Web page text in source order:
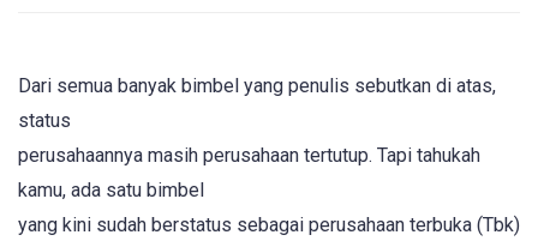
Dari semua banyak bimbel yang penulis sebutkan di atas,
status
perusahaannya masih perusahaan tertutup. Tapi tahukah
kamu, ada satu bimbel
yang kini sudah berstatus sebagai perusahaan terbuka (Tbk)